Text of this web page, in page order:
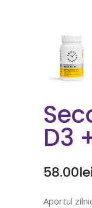
D3
58.00lei
Aportul